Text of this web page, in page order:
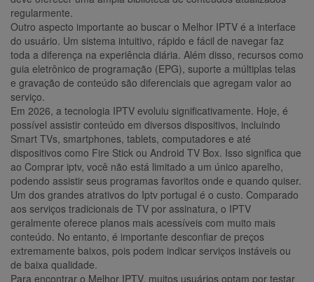
regularmente.
Outro aspecto importante ao buscar o Melhor IPTV é a interface
do usuário. Um sistema intuitivo, rápido e fácil de navegar faz
toda a diferença na experiência diária. Além disso, recursos como
guia eletrônico de programação (EPG), suporte a múltiplas telas
e gravação de conteúdo são diferenciais que agregam valor ao
serviço.
Em 2026, a tecnologia IPTV evoluiu significativamente. Hoje, é
possível assistir conteúdo em diversos dispositivos, incluindo
Smart TVs, smartphones, tablets, computadores e até
dispositivos como Fire Stick ou Android TV Box. Isso significa que
ao Comprar iptv, você não está limitado a um único aparelho,
podendo assistir seus programas favoritos onde e quando quiser.
Um dos grandes atrativos do Iptv portugal é o custo. Comparado
aos serviços tradicionais de TV por assinatura, o IPTV
geralmente oferece planos mais acessíveis com muito mais
conteúdo. No entanto, é importante desconfiar de preços
extremamente baixos, pois podem indicar serviços instáveis ou
de baixa qualidade.
Para encontrar o Melhor IPTV, muitos usuários optam por testar